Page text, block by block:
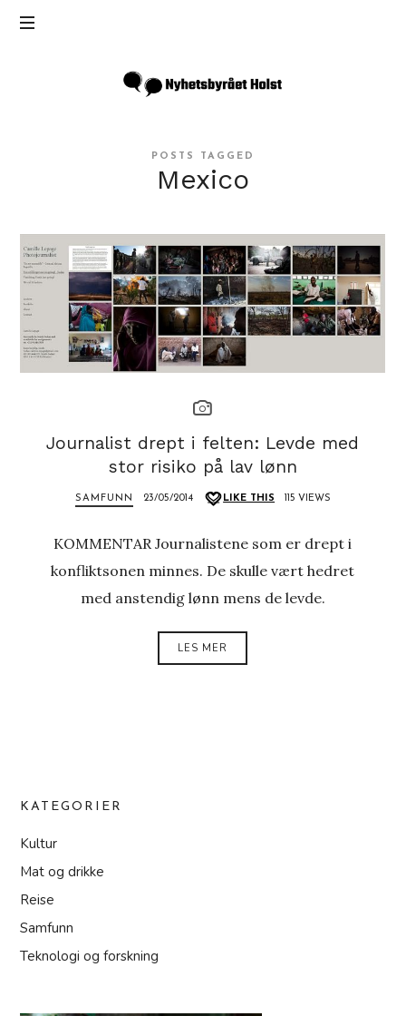
Inga
Holst
POSTS TAGGED
Mexico
Journalist drept i felten: Levde med
stor risiko på lav lønn
SAMFUNN 23/05/2014 LIKE THIS 115 VIEWS
KOMMENTAR Journalistene som er drept i
konfliktsonen minnes. De skulle vært hedret
med anstendig lønn mens de levde.
LES MER
KATEGORIER
Kultur
Mat og drikke
Reise
Samfunn
Teknologi og forskning